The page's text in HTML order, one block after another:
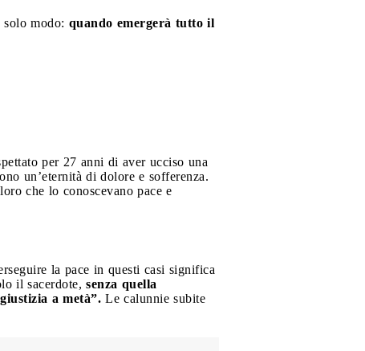
modo: quando emergerà tutto il
per 27 anni di aver ucciso una
un’eternità di dolore e sofferenza.
che lo conoscevano pace e
la pace in questi casi significa
il sacerdote, senza quella
a metà”. Le calunnie subite